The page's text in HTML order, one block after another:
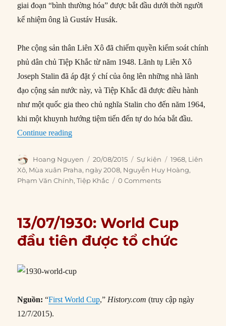
giai đoạn “bình thường hóa” được bắt đầu dưới thời người
kế nhiệm ông là Gustáv Husák.
Phe cộng sản thân Liên Xô đã chiếm quyền kiểm soát chính
phủ dân chủ Tiệp Khắc từ năm 1948. Lãnh tụ Liên Xô
Joseph Stalin đã áp đặt ý chí của ông lên những nhà lãnh
đạo cộng sản nước này, và Tiệp Khắc đã được điều hành
như một quốc gia theo chủ nghĩa Stalin cho đến năm 1964,
khi một khuynh hướng tiệm tiến đến tự do hóa bắt đầu.
Continue reading“20/08/1968: Liên Xô xâm lược Tiệp Khắc”
Author
Hoang Nguyen
Posted
on
20/08/2015 Categories
Sự kiện Tags
1968, Liên
Xô, Mùa xuân Praha, ngày 2008, Nguyễn Huy Hoàng,
Phạm Văn Chính,Tiệp Khắc 0 Comments
13/07/1930: World Cup
đầu tiên được tổ chức
Nguồn: “First World Cup,” History.com (truy cập ngày
12/7/2015).